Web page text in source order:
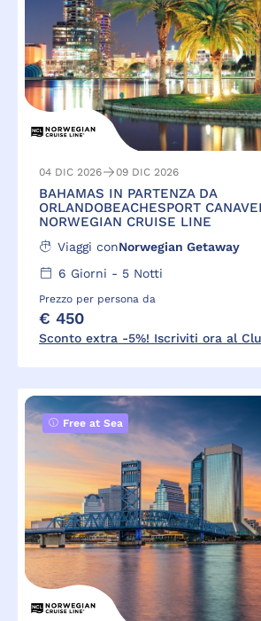
04 DIC 2026 09 DIC 2026
BAHAMAS IN PARTENZA DA
ORLANDOBEACHESPORT
NORWEGIAN CRUISE LINE
Viaggi conNorwegian Getaway
6 Giorni - 5Notti
Prezzo per persona da
€ 450
Sconto extra -5%! Iscriviti ora al
Free at Sea